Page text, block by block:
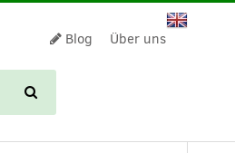
Blog Über uns